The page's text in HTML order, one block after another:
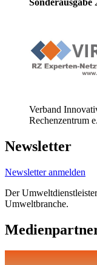
Sonderausgabe
Verband
Rechenzentrum
Newsletter
Newsletter anmelden
Der
Umweltbranche.